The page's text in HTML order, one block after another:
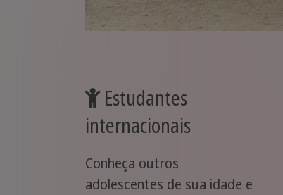
Estudantes
internacionais
Conheça outros
adolescentes de sua idade e